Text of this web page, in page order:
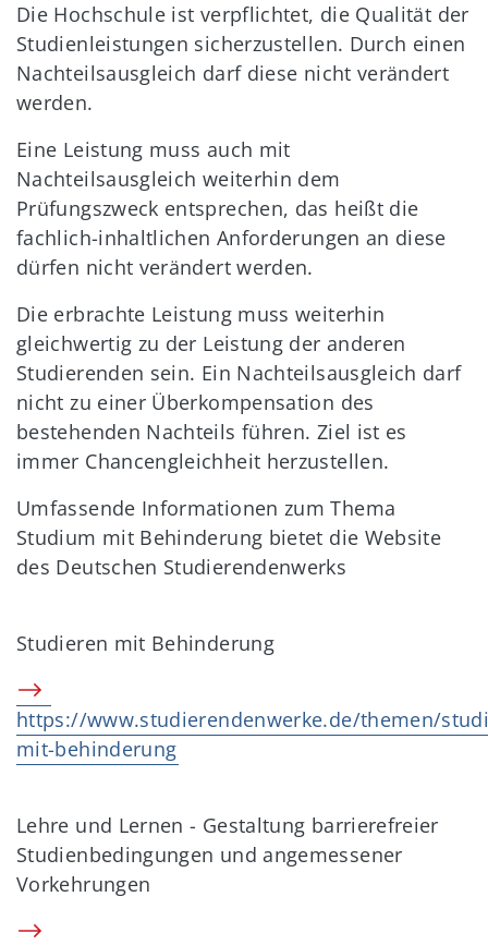
Die Hochschule ist verpflichtet, die Qualität der
Studienleistungen sicherzustellen. Durch einen
Nachteilsausgleich darf diese nicht verändert
werden.
Eine Leistung muss auch mit
Nachteilsausgleich weiterhin dem
Prüfungszweck entsprechen, das heißt die
fachlich-inhaltlichen Anforderungen an diese
dürfen nicht verändert werden.
Die erbrachte Leistung muss weiterhin
gleichwertig zu der Leistung der anderen
Studierenden sein. Ein Nachteilsausgleich darf
nicht zu einer Überkompensation des
bestehenden Nachteils führen. Ziel ist es
immer Chancengleichheit herzustellen.
Umfassende Informationen zum Thema
Studium mit Behinderung bietet die Website
des Deutschen Studierendenwerks
Studieren mit Behinderung
https://www.studierendenwerke.de/themen/
mit-behinderung
Lehre und Lernen - Gestaltung barrierefreier
Studienbedingungen und angemessener
Vorkehrungen